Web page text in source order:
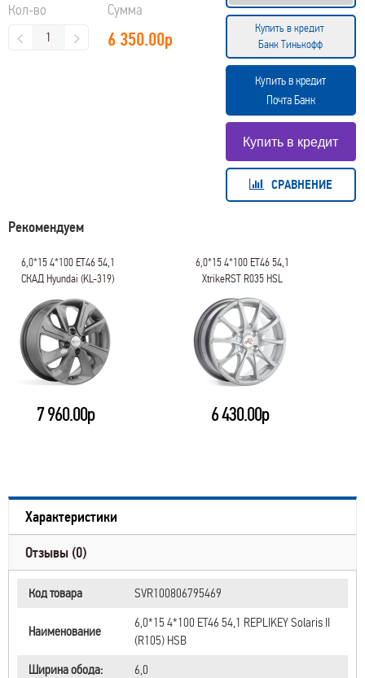
Кол-во Сумма
6 350.00р
Купить в кредит
Банк Тинькофф
Купить в кредит
Почта Банк
СРАВНЕНИЕ
Рекомендуем
6,0*15 4*100 ET46 54,1
СКАД Hyundai (KL-319)
7 960.00р
6,0*15 4*100 ET46 54,1
XtrikeRST R035 HSL
6 430.00р
Характеристики
Отзывы (0)
Код товара SVR100806795469
Наименование
6,0*15 4*100 ET46 54,1 RЕPLIKEY Solaris II
(R105) HSB
Ширина обода:
6,0